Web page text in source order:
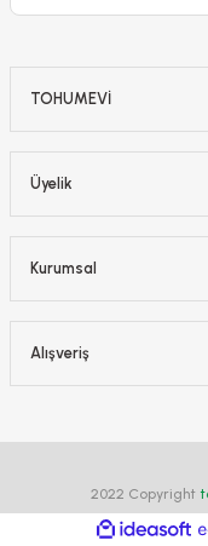
TOHUMEVİ
Üyelik
Kurumsal
Alışveriş
2022 Copyright